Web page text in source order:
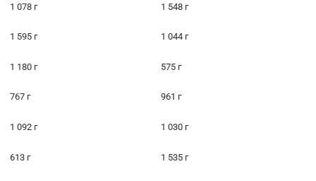
1 078 г 1 548 г
1 595 г 1 044 г
1 180 г 575 г
767 г 961 г
1 092 г 1 030 г
613 г 1 535 г